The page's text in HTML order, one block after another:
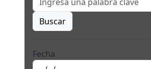
Buscar
Fecha